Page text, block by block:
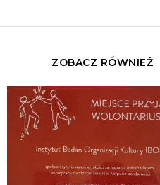
ZOBACZ RÓWNIEŻ